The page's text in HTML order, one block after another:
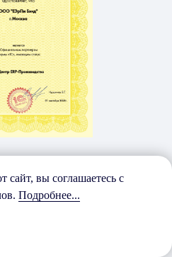
ERP "Сельское
сайт, вы соглашаетесь с
Подробнее...